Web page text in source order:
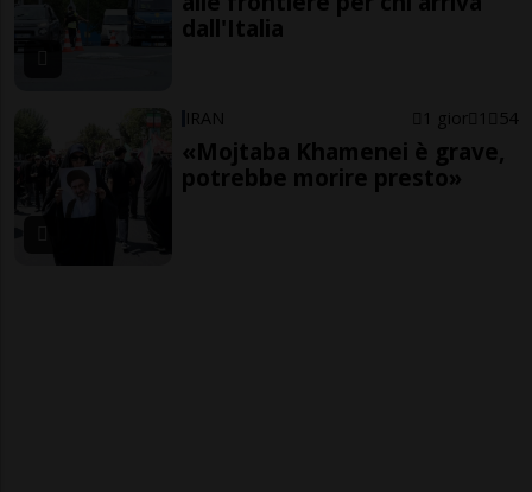
dall'Italia
IRAN 1 gior 1 54
«Mojtaba Khamenei è grave,
potrebbe morire presto»